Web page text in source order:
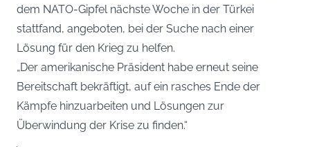
dem NATO-Gipfel nächste Woche in der Türkei
stattfand, angeboten, bei der Suche nach einer
Lösung für den Krieg zu helfen.
„Der amerikanische Präsident habe erneut seine
Bereitschaft bekräftigt, auf ein rasches Ende der
Kämpfe hinzuarbeiten und Lösungen zur
Überwindung der Krise zu finden.“